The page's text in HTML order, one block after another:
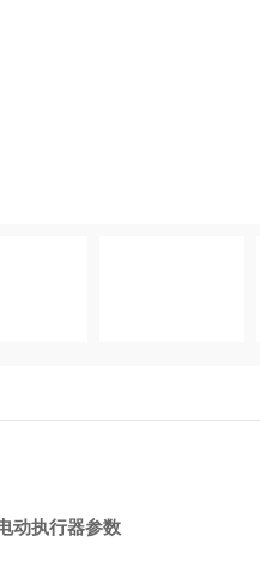
动执行器参数